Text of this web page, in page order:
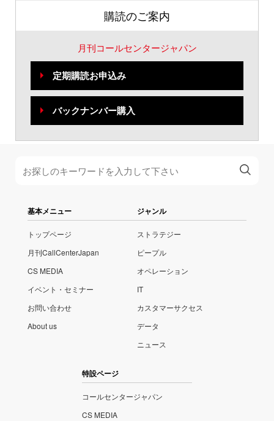
購読のご案内
月刊コールセンタージャパン
定期購読お申込み
バックナンバー購入
基本メニュー
トップページ
月刊CallCenterJapan
CS MEDIA
イベント・セミナー
お問い合わせ
About us
ジャンル
ストラテジー
ピープル
オペレーション
IT
カスタマーサクセス
データ
ニュース
特設ページ
コールセンタージャパン
CS MEDIA